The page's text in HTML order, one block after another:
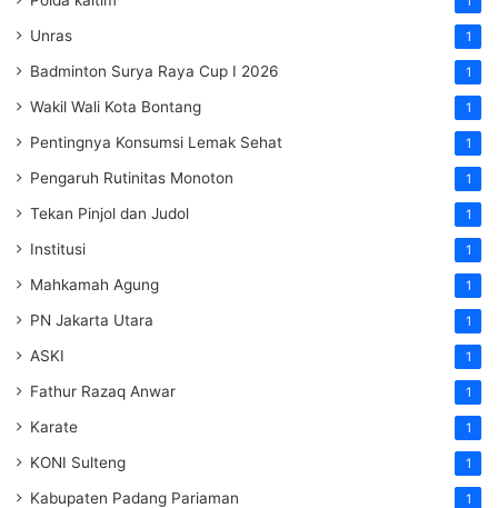
Unras 1
Badminton Surya Raya Cup I 2026 1
Wakil Wali Kota Bontang 1
Pentingnya Konsumsi Lemak Sehat 1
Pengaruh Rutinitas Monoton 1
Tekan Pinjol dan Judol 1
Institusi 1
Mahkamah Agung 1
PN Jakarta Utara 1
ASKI 1
Fathur Razaq Anwar 1
Karate 1
KONI Sulteng 1
Kabupaten Padang Pariaman 1